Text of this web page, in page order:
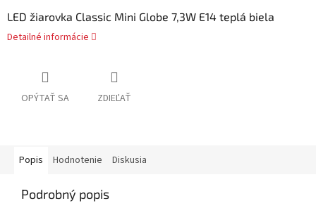
LED žiarovka Classic Mini Globe 7,3W E14 teplá biela
Detailné informácie
OPÝTAŤ SA ZDIEĽAŤ
Popis Hodnotenie Diskusia
Podrobný popis